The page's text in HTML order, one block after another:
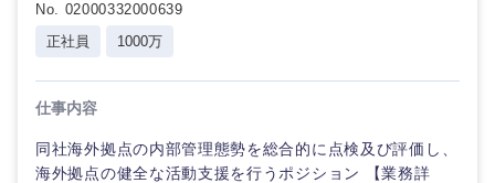
No. 02000332000639
正社員
1000万
仕事内容
同社海外拠点の内部管理態勢を総合的に点検及び評価し、
海外拠点の健全な活動支援を行うポジション 【業務詳